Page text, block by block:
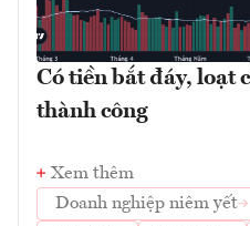
Có tiền bắt đáy, loạt
thành công
Xem thêm
Doanh nghiệp niêm yết